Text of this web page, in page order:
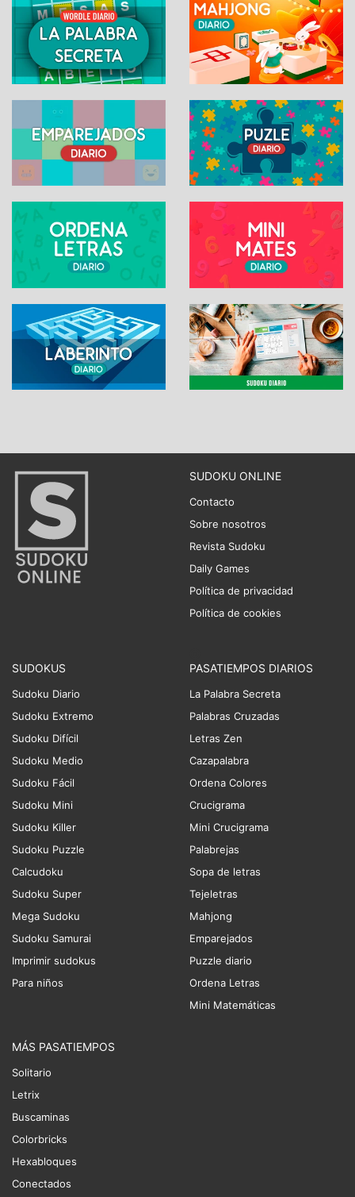
SUDOKU ONLINE
Contacto
Sobre nosotros
Revista Sudoku
Daily Games
Política de privacidad
Política de cookies
SUDOKUS
Sudoku Diario
Sudoku Extremo
Sudoku Difícil
Sudoku Medio
Sudoku Fácil
Sudoku Mini
Sudoku Killer
Sudoku Puzzle
Calcudoku
Sudoku Super
Mega Sudoku
Sudoku Samurai
Imprimir sudokus
Para niños
PASATIEMPOS DIARIOS
La Palabra Secreta
Palabras Cruzadas
Letras Zen
Cazapalabra
Ordena Colores
Crucigrama
Mini Crucigrama
Palabrejas
Sopa de letras
Tejeletras
Mahjong
Emparejados
Puzzle diario
Ordena Letras
Mini Matemáticas
MÁS PASATIEMPOS
Solitario
Letrix
Buscaminas
Colorbricks
Hexabloques
Conectados